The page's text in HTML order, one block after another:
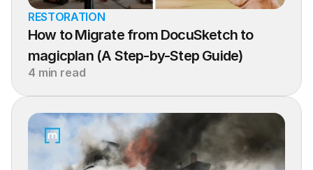
RESTORATION
How to Migrate from DocuSketch to
magicplan (A Step-by-Step Guide)
4 min read